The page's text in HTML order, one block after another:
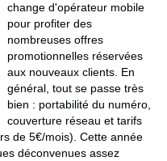
change d'opérateur mobile
pour profiter des
nombreuses offres
promotionnelles réservées
aux nouveaux clients. En
général, tout se passe très
bien : portabilité du numéro,
couverture réseau et tarifs
de 5€/mois). Cette année
déconvenues assez